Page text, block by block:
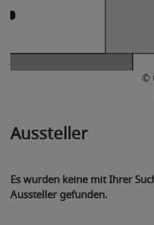
2
©
Aussteller
Es wurden keine mit Ihrer
Aussteller gefunden.